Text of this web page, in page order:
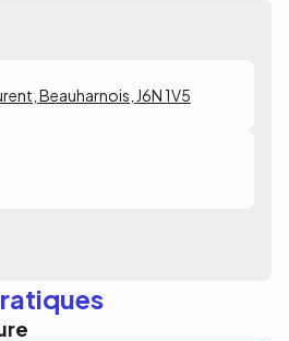
Beauharnois, J6N 1V5